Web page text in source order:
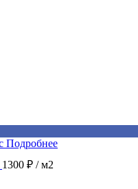
Подробнее
1300 ₽ / м2